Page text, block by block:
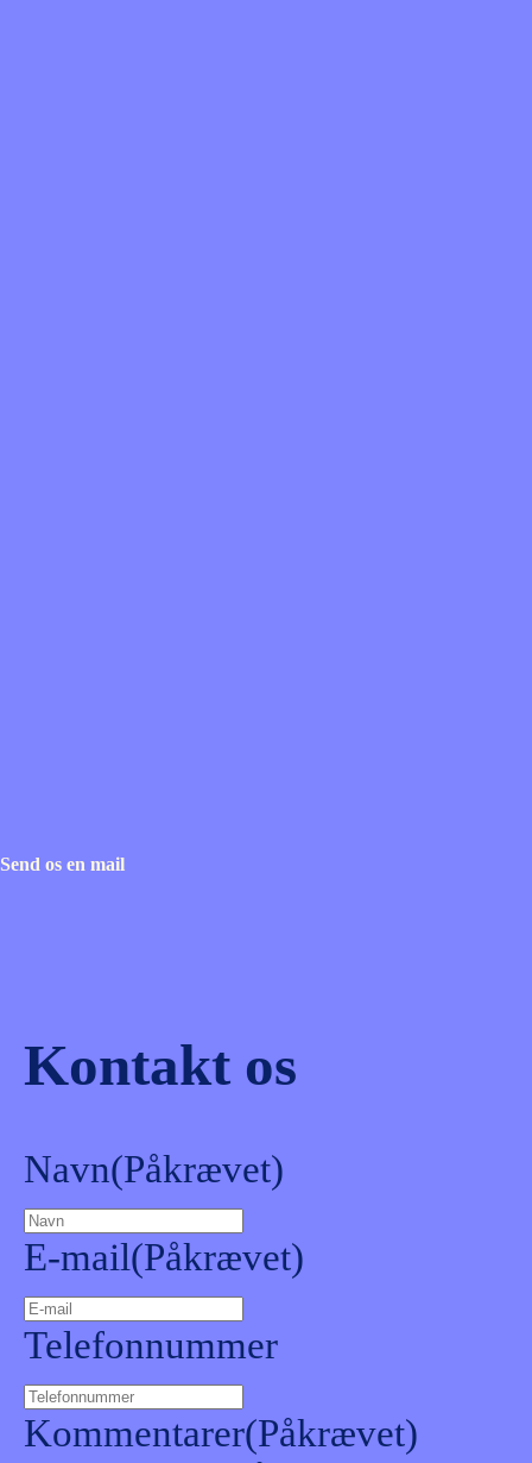
Send os en mail
Kontakt os
Navn(Påkrævet)
E-mail(Påkrævet)
Telefonnummer
Kommentarer(Påkrævet)